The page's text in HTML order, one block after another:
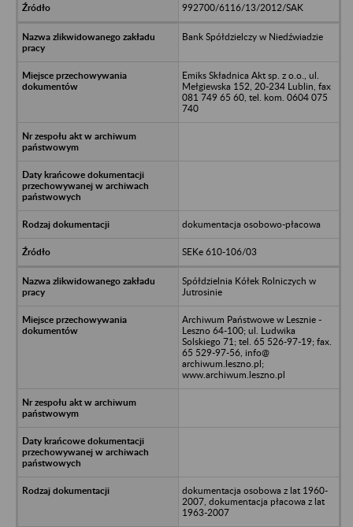
992700/6116/13/2012/SAK
Bank Spółdzielczy w Niedźwiadzie
Emiks Składnica Akt sp. z o.o., ul.
Mełgiewska 152, 20-234 Lublin, fax
081 749 65 60, tel. kom. 0604 075
740
dokumentacja osobowo-płacowa
SEKe 610-106/03
Spółdzielnia Kółek Rolniczych w
Jutrosinie
Archiwum Państwowe w Lesznie -
Leszno 64-100; ul. Ludwika
Solskiego 71; tel. 65 526-97-19; fax.
65 529-97-56, info@
archiwum.leszno.pl;
www.archiwum.leszno.pl
dokumentacja osobowa z lat 1960-
2007, dokumentacja płacowa z lat
1963-2007